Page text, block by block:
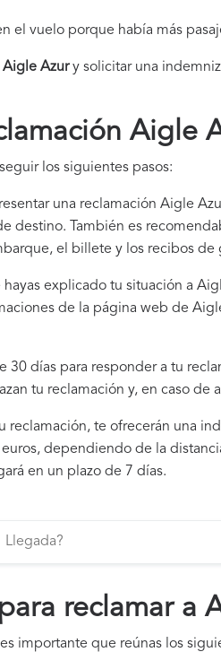
el vuelo porque había más
Aigle Azur​y solicitar una
Aigle
los siguientes pasos:
una reclamación Aigle
destino. También es
el billete y los recibos
hayas explicado tu situación a
de la página web de
30 días para responder a tu
tu reclamación y, en caso
reclamación, te ofrecerán una
dependiendo de la
en un plazo de 7 días.
reclamar a
importante que reúnas los